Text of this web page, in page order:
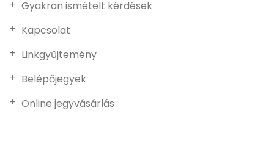
Gyakran ismételt kérdések
Kapcsolat
Linkgyűjtemény
Belépőjegyek
Online jegyvásárlás